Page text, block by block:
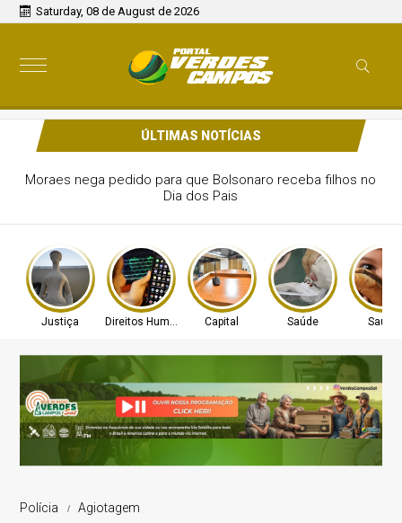
Saturday, 08 de August de 2026
ÚLTIMAS NOTÍCIAS
Moraes nega pedido para que Bolsonaro receba filhos no
Dia dos Pais
Justiça Direitos Humanos Capital Saúde Saúde
Polícia Agiotagem